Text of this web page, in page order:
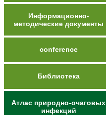
Информационно-
методические документы
conference
Библиотека
Атлас природно-очаговых
инфекций